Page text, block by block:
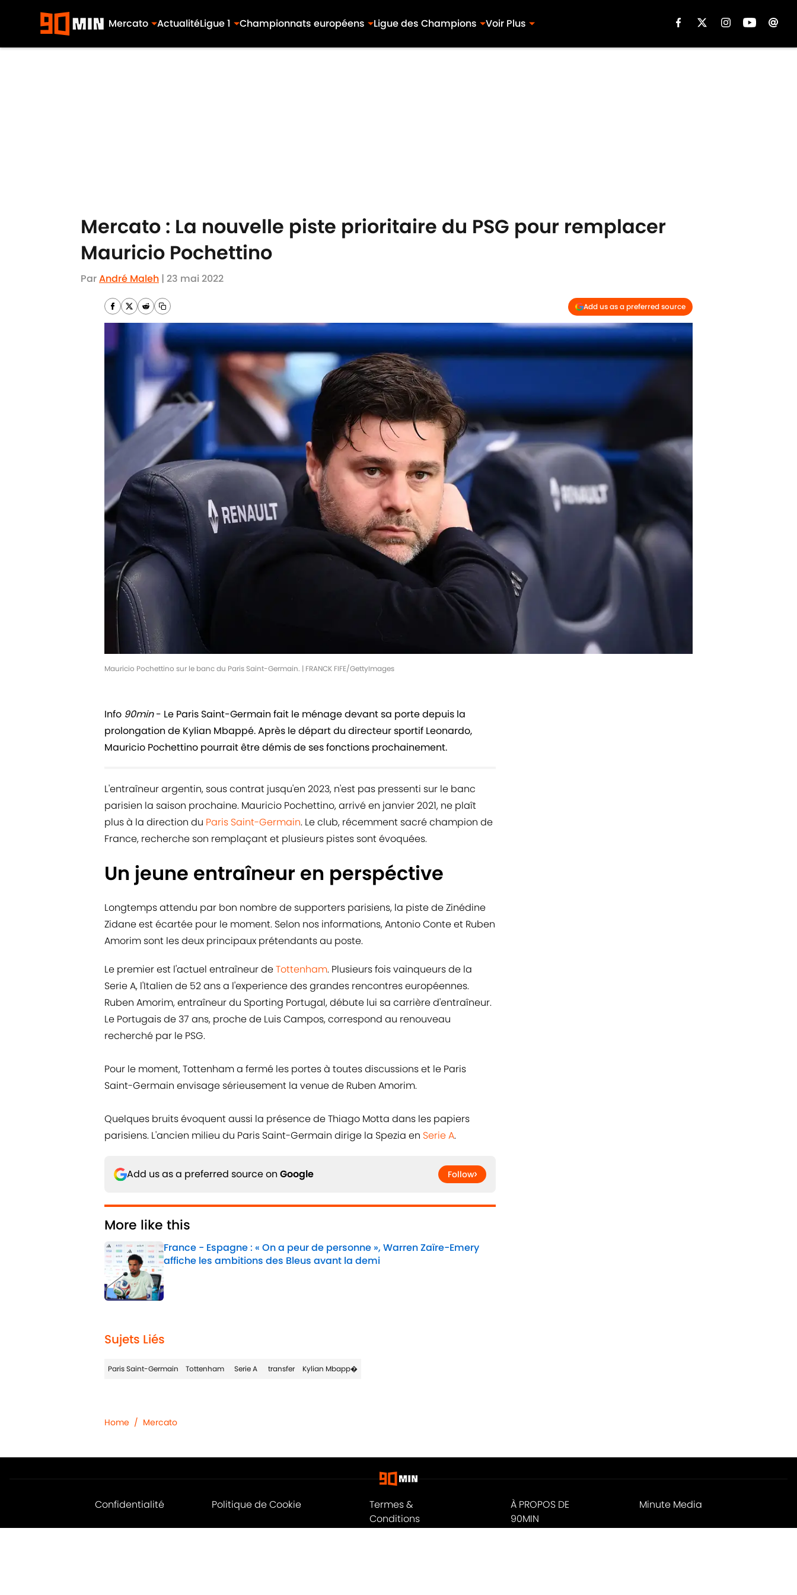
Mercato ActualitéLigue 1 Championnats européens Ligue des Champions Voir Plus
Mercato : La nouvelle piste prioritaire du PSG pour remplacer
Mauricio Pochettino
ParAndré Maleh | 23 mai 2022
Add us as a preferred source
Mauricio Pochettino sur le banc du Paris Saint-Germain. | FRANCK FIFE/GettyImages
Info 90min- Le Paris Saint-Germain fait le ménage devant sa porte depuis la
prolongation de Kylian Mbappé. Après le départ du directeur sportif Leonardo,
Mauricio Pochettino pourrait être démis de ses fonctions prochainement.
L'entraîneur argentin, sous contrat jusqu'en 2023, n'est pas pressenti sur le banc
parisien la saison prochaine. Mauricio Pochettino, arrivé en janvier 2021, ne plaît
plus à la direction du Paris Saint-Germain. Le club, récemment sacré champion de
France, recherche son remplaçant et plusieurs pistes sont évoquées.
Un jeune entraîneur en perspéctive
Longtemps attendu par bon nombre de supporters parisiens, la piste de Zinédine
Zidane est écartée pour le moment. Selon nos informations, Antonio Conte et Ruben
Amorim sont les deux principaux prétendants au poste.
Le premier est l'actuel entraîneur deTottenham. Plusieurs fois vainqueurs de la
Serie A, l'Italien de 52 ans a l'experience des grandes rencontres européennes.
Ruben Amorim, entraîneur du Sporting Portugal, débute lui sa carrière d'entraîneur.
Le Portugais de 37 ans, proche de Luis Campos, correspond au renouveau
recherché par le PSG.
Pour le moment, Tottenham a fermé les portes à toutes discussions et le Paris
Saint-Germain envisage sérieusement la venue de Ruben Amorim.
Quelques bruits évoquent aussi la présence de Thiago Motta dans les papiers
parisiens. L'ancien milieu du Paris Saint-Germain dirige la Spezia en Serie A.
Add us as a preferred source on Google Follow
More like this
France - Espagne : « On a peur de personne », Warren Zaïre-Emery
affiche les ambitions des Bleus avant la demi
Sujets Liés
Paris Saint-Germain Tottenham Serie A transfer Kylian Mbapp�
Home / Mercato
Confidentialité Politique de Cookie
Termes &
Conditions
À PROPOS DE
90MIN
Minute Media